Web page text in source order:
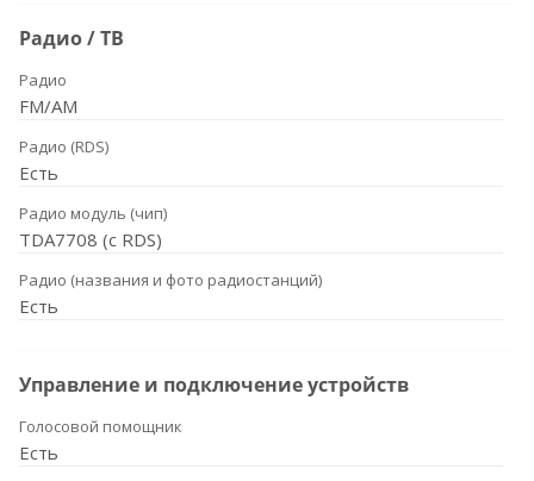
Радио / ТВ
Радио
FM/AM
Радио (RDS)
Есть
Радио модуль (чип)
TDA7708 (с RDS)
Радио (названия и фото радиостанций)
Есть
Управление и подключение устройств
Голосовой помощник
Есть